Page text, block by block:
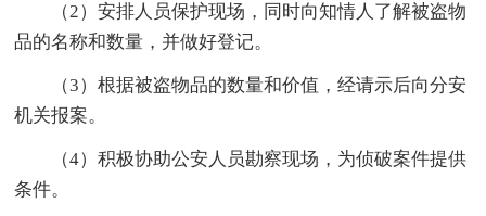
（2）安排人员保护现场，同时向知情人了解被盗物
品的名称和数量，并做好登记。
（3）根据被盗物品的数量和价值，经请示后向分安
机关报案。
（4）积极协助公安人员勘察现场，为侦破案件提供
条件。